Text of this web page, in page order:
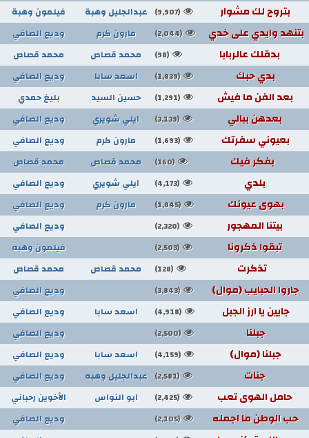
بتروح لك مشوار (9,907) عبدالجليل وهبة فيلمون وهبة
بتنهد وايدي على خدي (2,044) مارون كرم وديع الصافي
بدقلك عالربابا (98) محمد قصاص محمد قصاص
بدي حبك (1,839) اسعد سابا وديع الصافي
بعد الفن ما فيش (1,291) حسين السيد بليغ حمدي
بعدهن ببالي (3,139) ايلي شويري وديع الصافي
بعيوني سفرتك (1,693) مارون كرم وديع الصافي
بفكر فيك (160) محمد قصاص محمد قصاص
بلدي (4,173) ايلي شويري وديع الصافي
بهوى عيونك (1,845) مارون كرم وديع الصافي
بيتنا المهجور (2,320) وديع الصافي
تبقوا ذكرونا (2,503) فيلمون وهبه
تذكرت (128) محمد قصاص محمد قصاص
جاروا الحبايب (موال) (3,843) وديع الصافي
جايين يا ارز الجبل (4,918) اسعد سابا وديع الصافي
جبلنا (2,500) وديع الصافي
جبلنا (موال) (4,159) اسعد سابا وديع الصافي
جنات (2,581) عبدالجليل وهبه وديع الصافي
حامل الهوى تعب (2,425) ابو النواس الأخوين رحباني
حب الوطن ما اجمله (2,105) وديع الصافي